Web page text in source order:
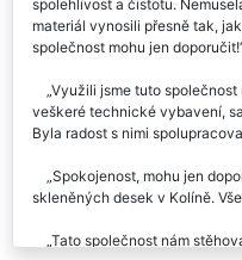
probíhalo bez problémů. Byla
spolehlivost a čistotu.
materiál vynosili přesně tak,
Využili jsme tuto
veškeré technické vybavení,
Spokojenost, mohu jen